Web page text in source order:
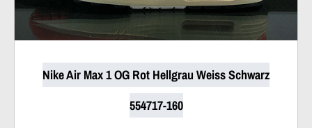
Nike Air Max 1 OG Rot Hellgrau Weiss Schwarz
554717-160